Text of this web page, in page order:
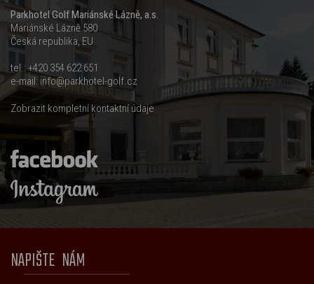
Parkhotel Golf Mariánské Lázně, a.s.
Mariánské Lázně 580
Česká republika, EU
tel.:+420 354 622 651
e-mail: info@parkhotel-golf.cz
Zobrazit kompletní kontaktní údaje
NAPIŠTE NÁM